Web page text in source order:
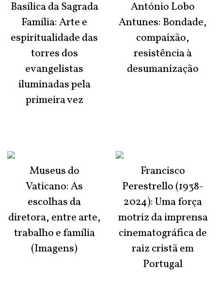
Basílica da Sagrada
Família: Arte e
espiritualidade das
torres dos
evangelistas
iluminadas pela
primeira vez
Museus do
Vaticano: As
escolhas da
diretora, entre arte,
trabalho e família
(Imagens)
António Lobo
Antunes: Bondade,
compaixão,
resistência à
desumanização
Francisco
Perestrello (1938-
2024): Uma força
motriz da imprensa
cinematográfica de
raiz cristã em
Portugal